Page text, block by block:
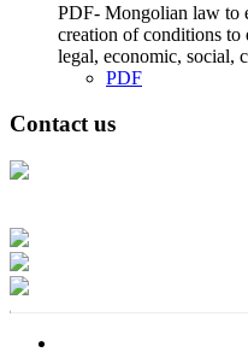
PDF- Mongolian law to
creation of conditions to
legal, economic, social,
PDF
Contact us